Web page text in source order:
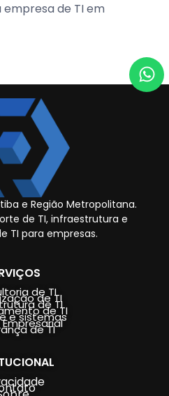
de TI em
e Região Metropolitana.
de TI, infraestrutura e
TI para empresas.
de TI
de TI
de TI
de TI
e sistemas
de TI